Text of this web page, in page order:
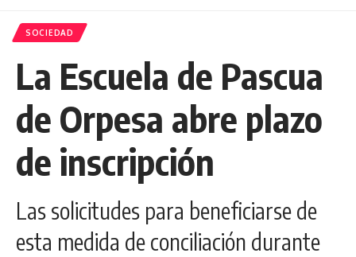
SOCIEDAD
La Escuela de Pascua
de Orpesa abre plazo
de inscripción
Las solicitudes para beneficiarse de
esta medida de conciliación durante